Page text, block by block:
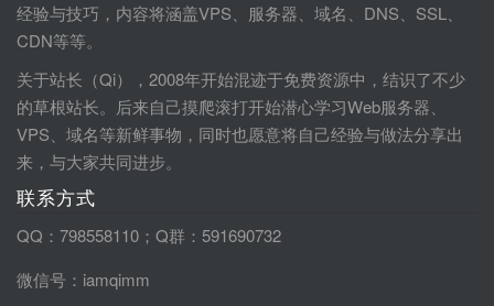
经验与技巧，内容将涵盖VPS、服务器、域名、DNS、SSL、
CDN等等。
关于站长（Qi），2008年开始混迹于免费资源中，结识了不少
的草根站长。后来自己摸爬滚打开始潜心学习Web服务器、
VPS、域名等新鲜事物，同时也愿意将自己经验与做法分享出
来，与大家共同进步。
联系方式
QQ：798558110；Q群：591690732
微信号：iamqimm